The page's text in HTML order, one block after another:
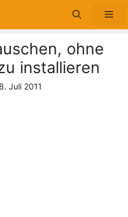
ohne
installieren
8. Juli 2011